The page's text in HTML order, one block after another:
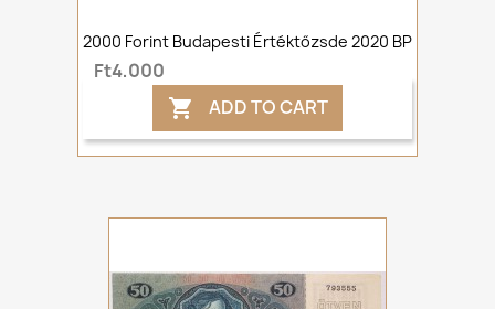
2000 Forint Budapesti Értéktőzsde 2020 BP
Ft4,000
 ADD TO CART